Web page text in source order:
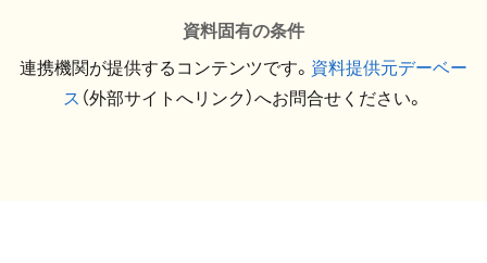
資料固有の条件
連携機関が提供するコンテンツです。 資料提供元デーベー
ス （外部サイトへリンク）へお問合せください。